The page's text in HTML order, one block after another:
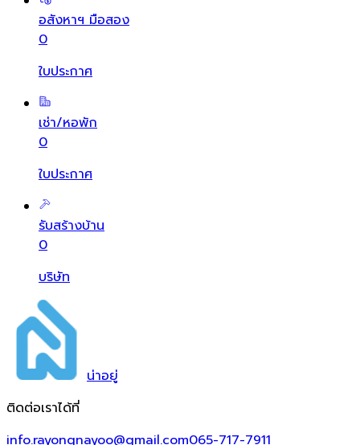
อสังหาฯ มือสอง
0
ใบประกาศ
เช่า/หอพัก
0
ใบประกาศ
รับสร้างบ้าน
0
บริษัท
น่าอยู่
ติดต่อเราได้ที่
info.rayongnayoo@gmail.com065-717-7911